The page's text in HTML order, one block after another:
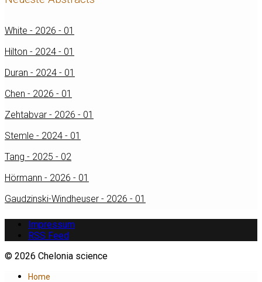
White - 2026 - 01
Hilton - 2024 - 01
Duran - 2024 - 01
Chen - 2026 - 01
Zehtabvar - 2026 - 01
Stemle - 2024 - 01
Tang - 2025 - 02
Hörmann - 2026 - 01
Gaudzinski-Windheuser - 2026 - 01
Impressum
RSS Feed
© 2026 Chelonia science
Home